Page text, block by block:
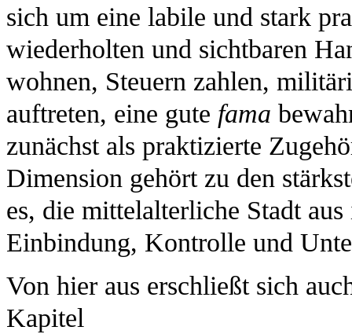
sich um eine labile und stark
wiederholten und sichtbaren
wohnen, Steuern zahlen,
auftreten, eine gute fama
zunächst als praktizierte
Dimension gehört zu den
es, die mittelalterliche Stadt
Einbindung, Kontrolle und
Von hier aus erschließt sich
Kapitel